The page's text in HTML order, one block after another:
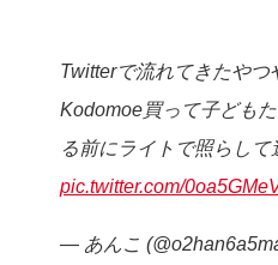
Twitterで流れてきたやつ
Kodomoe買って子ども
る前にライトで照らし
pic.twitter.com/
— あんこ